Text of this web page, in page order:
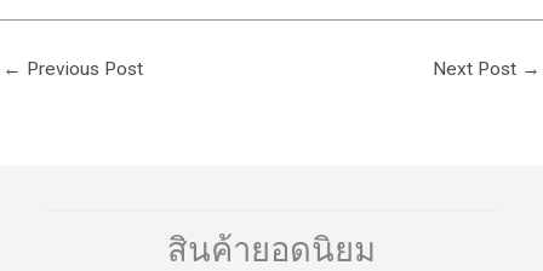
← Previous Post Next Post →
สินค้ายอดนิยม